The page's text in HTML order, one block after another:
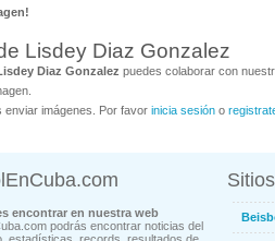
Lisdey Diaz Gonzalez
Diaz Gonzalez puedes colaborar con
enviar imágenes. Por favor inicia sesión o
encontrar en nuestra web
podrás encontrar noticias del